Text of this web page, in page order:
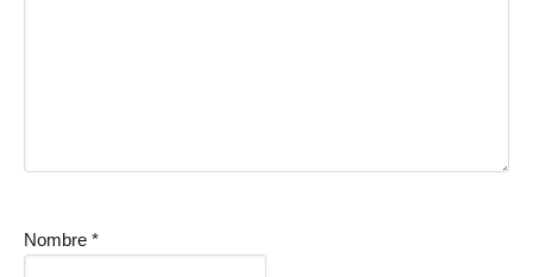
Nombre *